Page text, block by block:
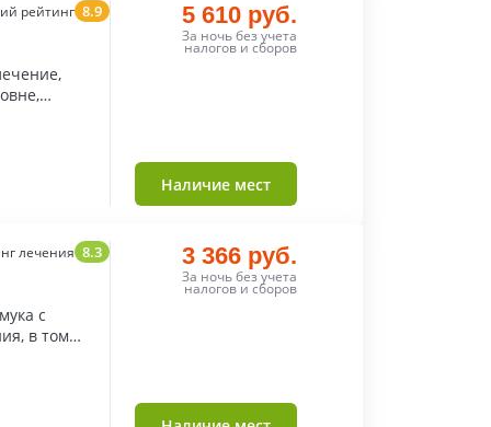
рейтинг 8.9 5 610 руб.
За ночь без учета
налогов и сборов
Наличие мест
лечения 8.3
в том
3 366 руб.
За ночь без учета
налогов и сборов